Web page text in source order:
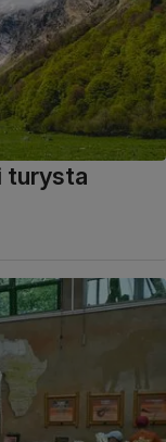
turysta